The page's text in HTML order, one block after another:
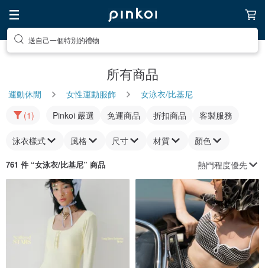
送自己一個特別的禮物
所有商品
運動休閒 女性運動服飾
女泳衣/比基尼
(1)
Pinkoi 嚴選 免運商品 折扣商品 客製服務
泳衣樣式 風格 尺寸 材質 顏色
761 件 “女泳衣/比基尼” 商品 熱門程度優先